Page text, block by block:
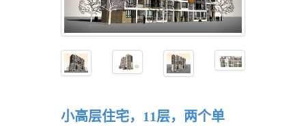
小高层住宅，11层，两个单